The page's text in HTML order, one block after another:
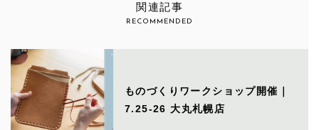
関連記事
RECOMMENDED
ものづくりワークショップ開催｜
7.25-26 大丸札幌店